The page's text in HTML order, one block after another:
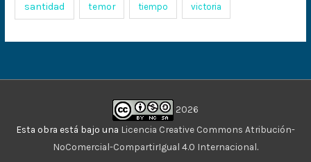
santidad temor tiempo victoria
2026
Esta obra está bajo una Licencia Creative Commons Atribución-
NoComercial-CompartirIgual 4.0 Internacional.